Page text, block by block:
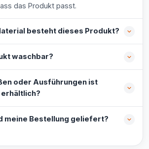
das Produkt passt.
besteht dieses Produkt?
waschbar?
oder Ausführungen ist
meine Bestellung geliefert?